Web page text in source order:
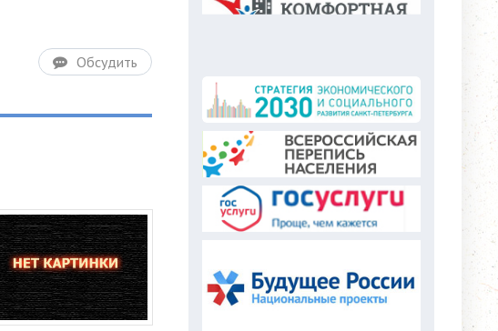
Обсудить